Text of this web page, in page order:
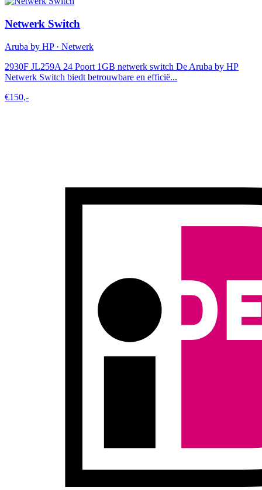
Netwerk Switch
Aruba by HP · Netwerk
2930F JL259A 24 Poort 1GB netwerk switch De Aruba by HP
Netwerk Switch biedt betrouwbare en efficië...
€150,-